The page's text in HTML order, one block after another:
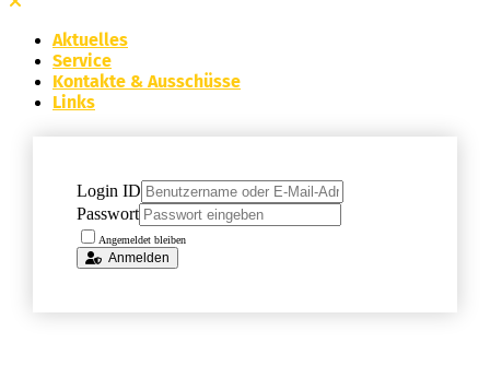
Aktuelles
Service
Kontakte & Ausschüsse
Links
Login ID
Passwort
Angemeldet bleiben
Anmelden